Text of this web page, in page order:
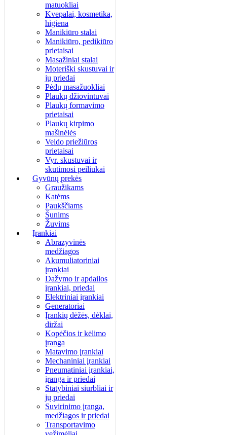
matuokliai
Kvepalai, kosmetika,
higiena
Manikiūro stalai
Manikiūro, pedikiūro
prietaisai
Masažiniai stalai
Moteriški skustuvai ir
jų priedai
Pėdų masažuokliai
Plaukų džiovintuvai
Plaukų formavimo
prietaisai
Plaukų kirpimo
mašinėlės
Veido priežiūros
prietaisai
Vyr. skustuvai ir
skutimosi peiliukai
Gyvūnų prekės
Graužikams
Katėms
Paukščiams
Šunims
Žuvims
Įrankiai
Abrazyvinės
medžiagos
Akumuliatoriniai
įrankiai
Dažymo ir apdailos
įrankiai, priedai
Elektriniai įrankiai
Generatoriai
Įrankių dėžės, dėklai,
diržai
Kopėčios ir kėlimo
įranga
Matavimo įrankiai
Mechaniniai įrankiai
Pneumatiniai įrankiai,
įranga ir priedai
Statybiniai siurbliai ir
jų priedai
Suvirinimo įranga,
medžiagos ir priedai
Transportavimo